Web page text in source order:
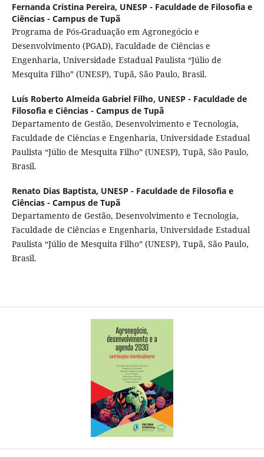
Fernanda Cristina Pereira, UNESP - Faculdade de Filosofia e
Ciências - Campus de Tupã
Programa de Pós-Graduação em Agronegócio e
Desenvolvimento (PGAD), Faculdade de Ciências e
Engenharia, Universidade Estadual Paulista “Júlio de
Mesquita Filho” (UNESP), Tupã, São Paulo, Brasil.
Luís Roberto Almeida Gabriel Filho, UNESP - Faculdade de
Filosofia e Ciências - Campus de Tupã
Departamento de Gestão, Desenvolvimento e Tecnologia,
Faculdade de Ciências e Engenharia, Universidade Estadual
Paulista “Júlio de Mesquita Filho” (UNESP), Tupã, São Paulo,
Brasil.
Renato Dias Baptista, UNESP - Faculdade de Filosofia e
Ciências - Campus de Tupã
Departamento de Gestão, Desenvolvimento e Tecnologia,
Faculdade de Ciências e Engenharia, Universidade Estadual
Paulista “Júlio de Mesquita Filho” (UNESP), Tupã, São Paulo,
Brasil.